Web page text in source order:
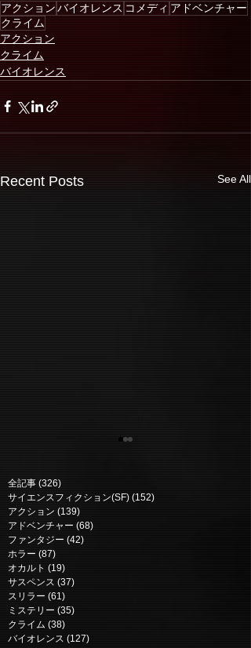
アクションバイオレンス コメディ アドベンチャー
クライム
アクション
クライム
バイオレンス
Recent Posts See All
ニュー・ミュータント |
The New Mutants (2020)
全記事 (326)
サイエンスフィクション(SF) (152)
アクション (139)
アドベンチャー (68)
ファンタジー (42)
ホラー (87)
オカルト (19)
サスペンス (37)
スリラー (61)
ミステリー (35)
クライム (38)
バイオレンス (127)